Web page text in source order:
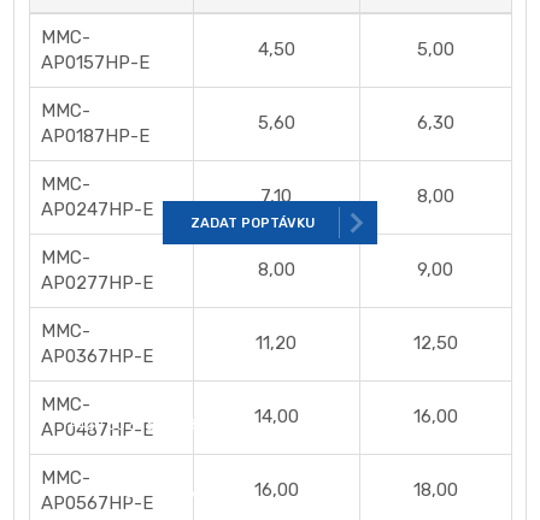
Vysoká účinnost díky novému výměníku s větší
teplosměnnou plochou
motoru a optimalizaci proudění vzduchu
Jednoduchá instalace: možnost osadit samostatně
zavěsit pouhým nasunutím
Čerpadlo kondenzátu jako příslušenství
MMC-
AP0157HP-E
4,50 5,00
MMC-
AP0187HP-E
5,60 6,30
MMC-
AP0247HP-E
7,10 8,00
MMC-
AP0277HP-E
8,00 9,00
MMC-
AP0367HP-E
11,20 12,50
MMC-
AP0487HP-E
14,00 16,00
MMC-
AP0567HP-E
16,00 18,00
Kód produktu: Podstropní jednotky
ZADAT POPTÁVKU
Ochotně vám poradíme
+420 602 734 038
obchod@air-matyas.cz